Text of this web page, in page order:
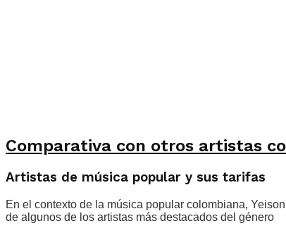
Comparativa con otros artistas
Artistas de música popular y sus tarifas
En el contexto de la música popular colombiana,
de algunos de los artistas más destacados del género